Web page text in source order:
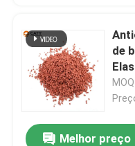
de
Melhor preço